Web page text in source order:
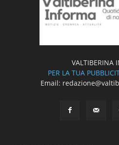
VALTIBERINA
PER LA TUA
Email: